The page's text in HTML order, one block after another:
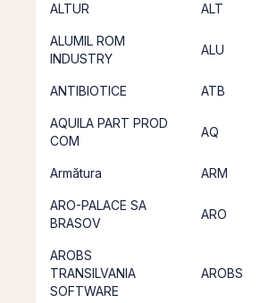
ALTUR ALT
ALUMIL ROM
INDUSTRY
ALU
ANTIBIOTICE ATB
AQUILA PART PROD
COM
AQ
Armătura ARM
ARO-PALACE SA
BRASOV
ARO
AROBS
TRANSILVANIA
SOFTWARE
AROBS